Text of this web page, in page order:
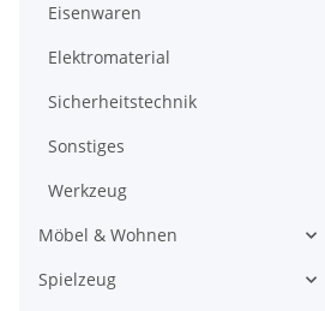
Eisenwaren
Elektromaterial
Sicherheitstechnik
Sonstiges
Werkzeug
Möbel & Wohnen
Spielzeug